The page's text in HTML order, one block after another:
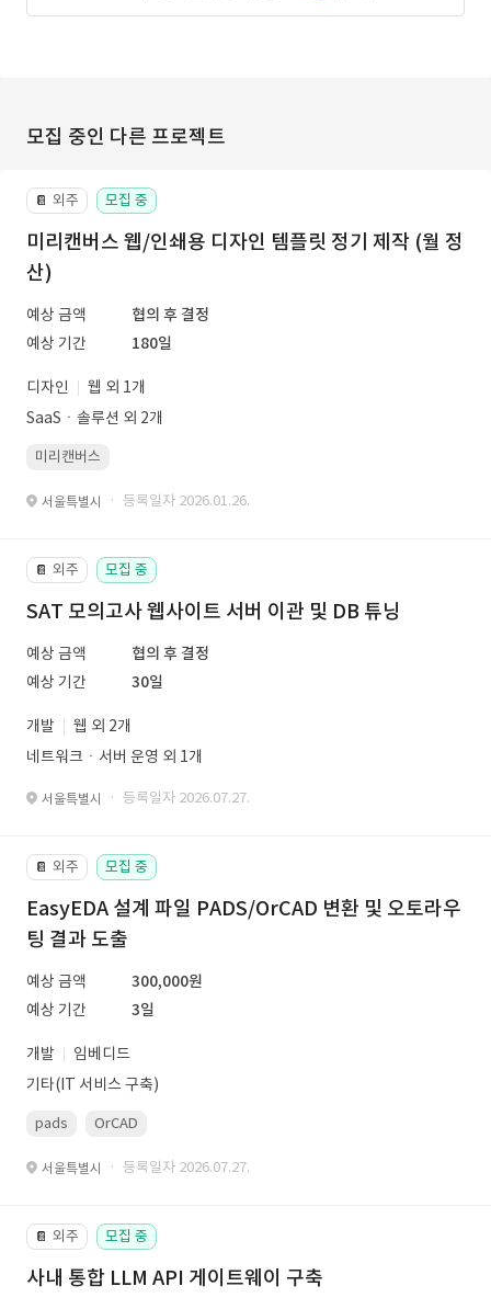
모집 중인 다른 프로젝트
📔 외주 모집 중
미리캔버스 웹/인쇄용 디자인 템플릿 정기 제작 (월 정
산)
예상 금액
협의 후 결정
예상 기간
180일
디자인
웹 외 1개
SaaSㆍ솔루션 외 2개
미리캔버스
서울특별시 · 등록일자 2026.01.26.
📔 외주 모집 중
SAT 모의고사 웹사이트 서버 이관 및 DB 튜닝
예상 금액
협의 후 결정
예상 기간
30일
개발
웹 외 2개
네트워크ㆍ서버 운영 외 1개
서울특별시 · 등록일자 2026.07.27.
📔 외주 모집 중
EasyEDA 설계 파일 PADS/OrCAD 변환 및 오토라우
팅 결과 도출
예상 금액
300,000원
예상 기간
3일
개발
임베디드
기타(IT 서비스 구축)
pads OrCAD
서울특별시 · 등록일자 2026.07.27.
📔 외주 모집 중
사내 통합 LLM API 게이트웨이 구축